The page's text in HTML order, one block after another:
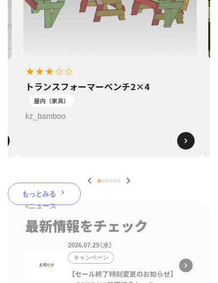
★★★☆☆
トランスフォーマーベンチ2×4
屋内（家具）
kz_bamboo
もっとみる
ニュース
最新情報をチェック
2026.07.29（水）
キャンペーン
【セール終了時刻変更のお知らせ】